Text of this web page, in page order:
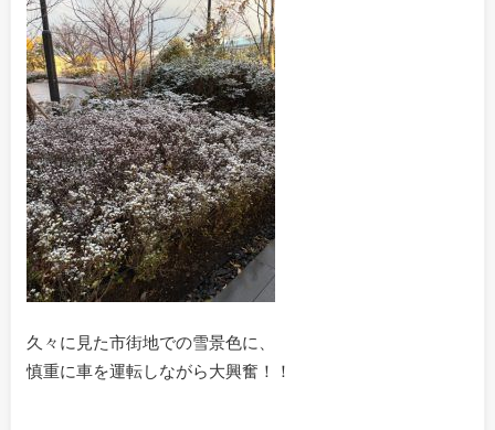
久々に見た市街地での雪景色に、
慎重に車を運転しながら大興奮！！